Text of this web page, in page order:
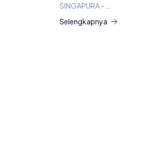
SINGAPURA –…
Selengkapnya